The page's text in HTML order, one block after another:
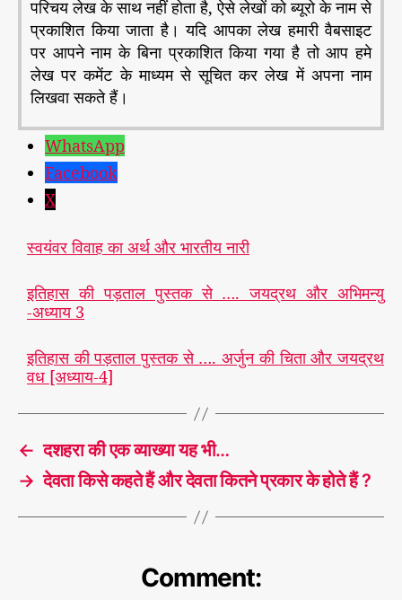
परिचय लेख के साथ नहीं होता है, ऐसे लेखों को ब्यूरो के नाम से
प्रकाशित किया जाता है। यदि आपका लेख हमारी वैबसाइट
पर आपने नाम के बिना प्रकाशित किया गया है तो आप हमे
लेख पर कमेंट के माध्यम से सूचित कर लेख में अपना नाम
लिखवा सकते हैं।
WhatsApp
Facebook
X
स्वयंवर विवाह का अर्थ और भारतीय नारी
इतिहास की पड़ताल पुस्तक से …. जयद्रथ और अभिमन्यु
-अध्याय 3
इतिहास की पड़ताल पुस्तक से …. अर्जुन की चिता और जयद्रथ
वध [अध्याय-4]
← दशहरा की एक व्याख्या यह भी…
→ देवता किसे कहते हैं और देवता कितने प्रकार के होते हैं ?
Comment: